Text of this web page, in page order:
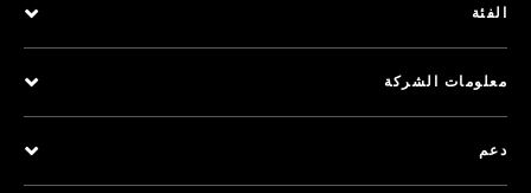
الفئة
معلومات الشركة
دعم